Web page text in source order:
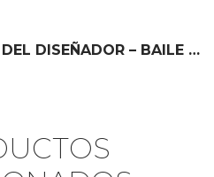
CUADERNO CREATIVO DEL DISEÑADOR – BAILE DE PRINCESAS MIDEER